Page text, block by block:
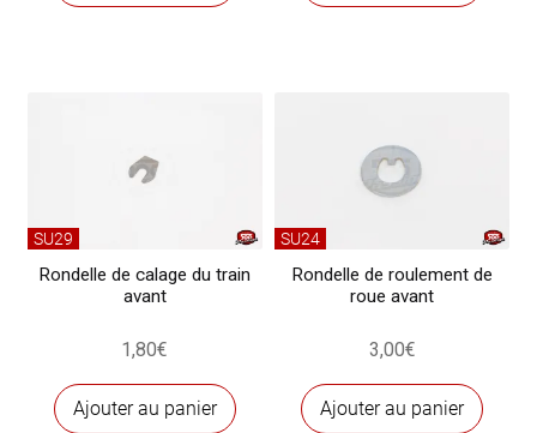
SU29
Rondelle de calage du train
avant
1,80€
Ajouter au panier
SU24
Rondelle de roulement de
roue avant
3,00€
Ajouter au panier